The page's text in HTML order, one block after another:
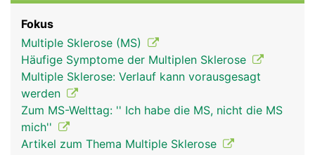
Rubriken
reicht vom verlängerten Mark unterhalb der
Schädelbasis bis hinab zum zweiten Lendenwirbel.
Unterhalb davon ist das Rückenmark stark
verkümmert und sieht aufgrund der auslaufenden
gebündelten Nervenfasern wie ein Pferdeschweif
aus. Das Rückenmark besteht aus einer grauen
und weissen Substanz. Zentral liegt die graue
Substanz, die im Querschnitt wie ein Schmetterling
Fokus
Multiple Sklerose (MS)
Häufige Symptome der Multiplen Sklerose
Multiple Sklerose: Verlauf kann vorausgesagt
werden
Zum MS-Welttag: '' Ich habe die MS, nicht die MS
mich''
Artikel zum Thema Multiple Sklerose